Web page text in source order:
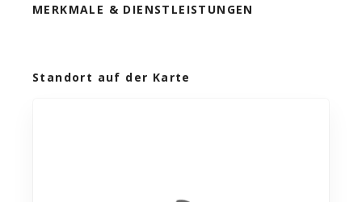
MERKMALE & DIENSTLEISTUNGEN
Standort auf der Karte